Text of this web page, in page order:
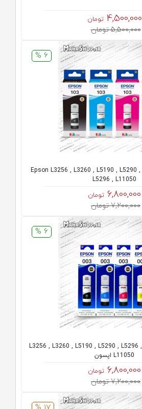
4,500,000 تومان
5,500,000 تومان
6 %
جوهر اصلی پرینترهای Epson L3256 , L3260 , L5190 , L5290 ,
L5296 , L11050
6,800,000 تومان
7,200,000 تومان
6 %
جوهر اصلی پرینترهای L3256 , L3260 , L5190 , L5290 , L5296 ,
L11050 اپسون
6,800,000 تومان
7,200,000 تومان